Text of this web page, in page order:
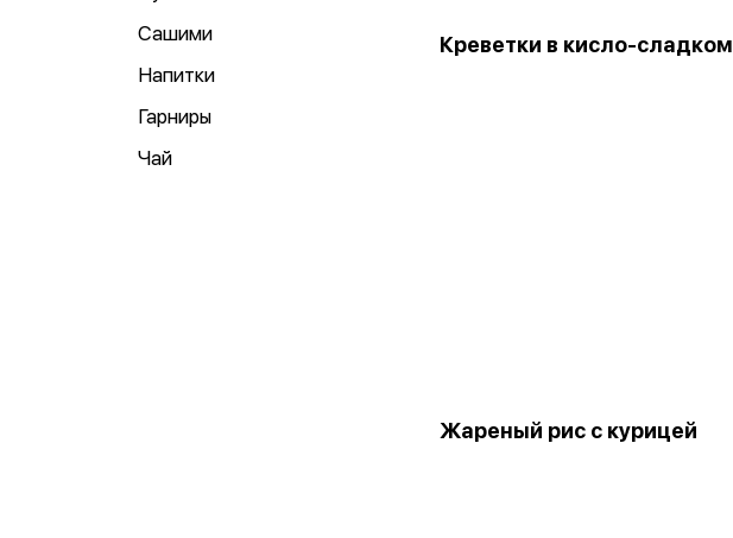
Сашими
Напитки
Гарниры
Чай
Креветки в кисло-сладком
Жареный рис с курицей